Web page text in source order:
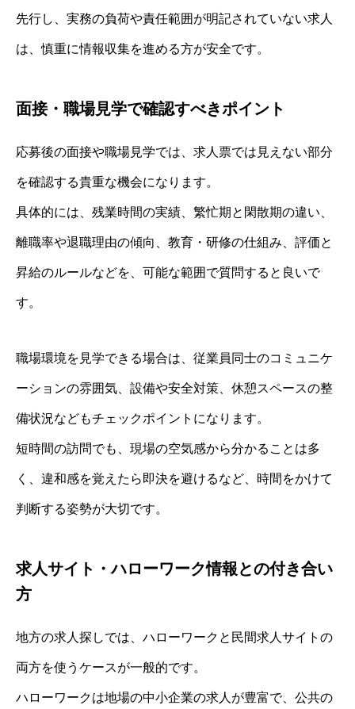
先行し、実務の負荷や責任範囲が明記されていない求人
は、慎重に情報収集を進める方が安全です。
面接・職場見学で確認すべきポイント
応募後の面接や職場見学では、求人票では見えない部分
を確認する貴重な機会になります。
具体的には、残業時間の実績、繁忙期と閑散期の違い、
離職率や退職理由の傾向、教育・研修の仕組み、評価と
昇給のルールなどを、可能な範囲で質問すると良いで
す。
職場環境を見学できる場合は、従業員同士のコミュニケ
ーションの雰囲気、設備や安全対策、休憩スペースの整
備状況などもチェックポイントになります。
短時間の訪問でも、現場の空気感から分かることは多
く、違和感を覚えたら即決を避けるなど、時間をかけて
判断する姿勢が大切です。
求人サイト・ハローワーク情報との付き合い
方
地方の求人探しでは、ハローワークと民間求人サイトの
両方を使うケースが一般的です。
ハローワークは地場の中小企業の求人が豊富で、公共の